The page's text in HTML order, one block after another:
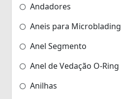
Andadores
Aneis para Microblading
Anel Segmento
Anel de Vedação O-Ring
Anilhas